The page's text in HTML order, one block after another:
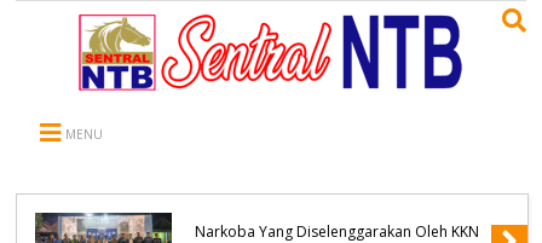
MENU
Narkoba Yang Diselenggarakan Oleh KKN